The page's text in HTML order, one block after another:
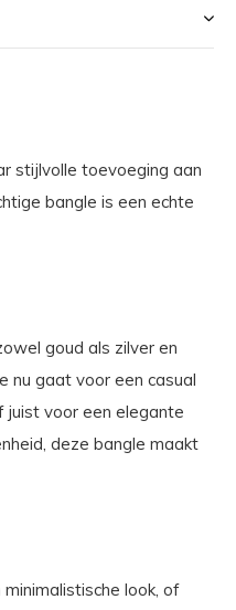
stijlvolle toevoeging aan
bangle is een echte
goud als zilver en
nu gaat voor een casual
voor een elegante
deze bangle maakt
look, of